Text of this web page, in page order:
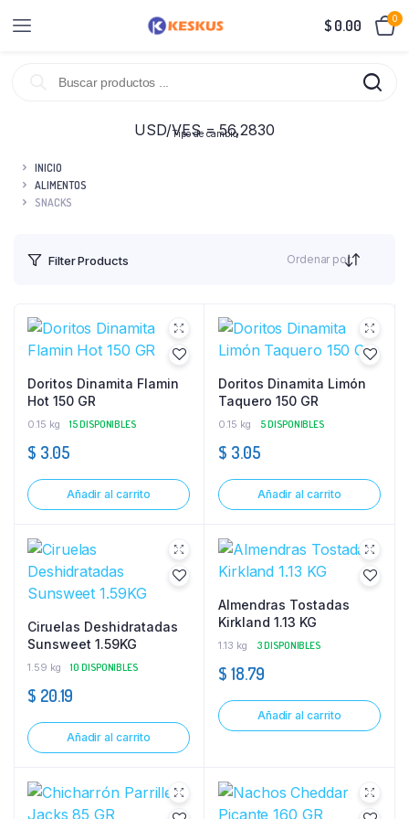
$ 0.00 0
Tipo de cambio
USD/VES = 56,2830
INICIO
ALIMENTOS
SNACKS
Filter Products Ordenar por
Doritos Dinamita Flamin
Hot 150 GR
0.15 kg 15 DISPONIBLES
$ 3.05
Añadir al carrito
Doritos Dinamita Limón
Taquero 150 GR
0.15 kg 5 DISPONIBLES
$ 3.05
Añadir al carrito
Ciruelas Deshidratadas
Sunsweet 1.59KG
1.59 kg 10 DISPONIBLES
$ 20.19
Añadir al carrito
Almendras Tostadas
Kirkland 1.13 KG
1.13 kg 3 DISPONIBLES
$ 18.79
Añadir al carrito